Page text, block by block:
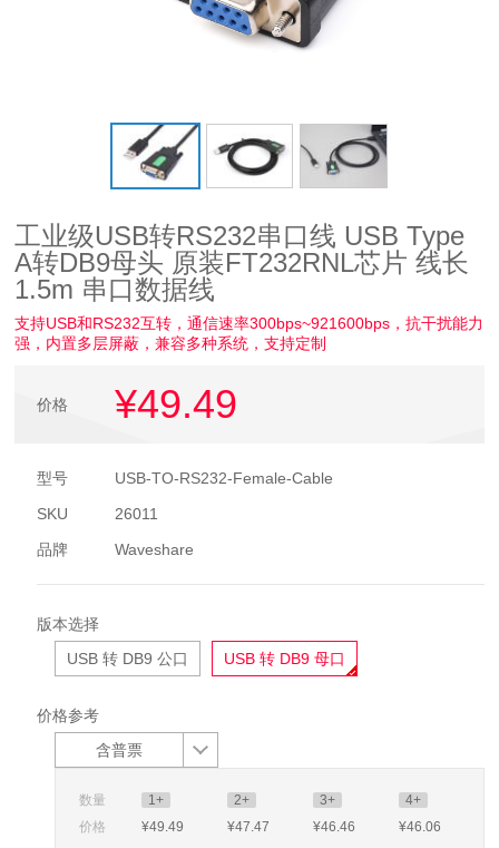
工业级USB转RS232串口线 USB Type
A转DB9母头 原装FT232RNL芯片 线长
1.5m 串口数据线
支持USB和RS232互转，通信速率300bps~921600bps，抗干扰能力
强，内置多层屏蔽，兼容多种系统，支持定制
价格 ¥49.49
型号
USB-TO-RS232-Female-Cable
SKU
26011
品牌
Waveshare
版本选择
USB 转 DB9 公口
USB 转 DB9 母口
价格参考
含普票
数量 1+ 2+ 3+
4+
价格
¥49.49 ¥47.47 ¥46.46 ¥46.06